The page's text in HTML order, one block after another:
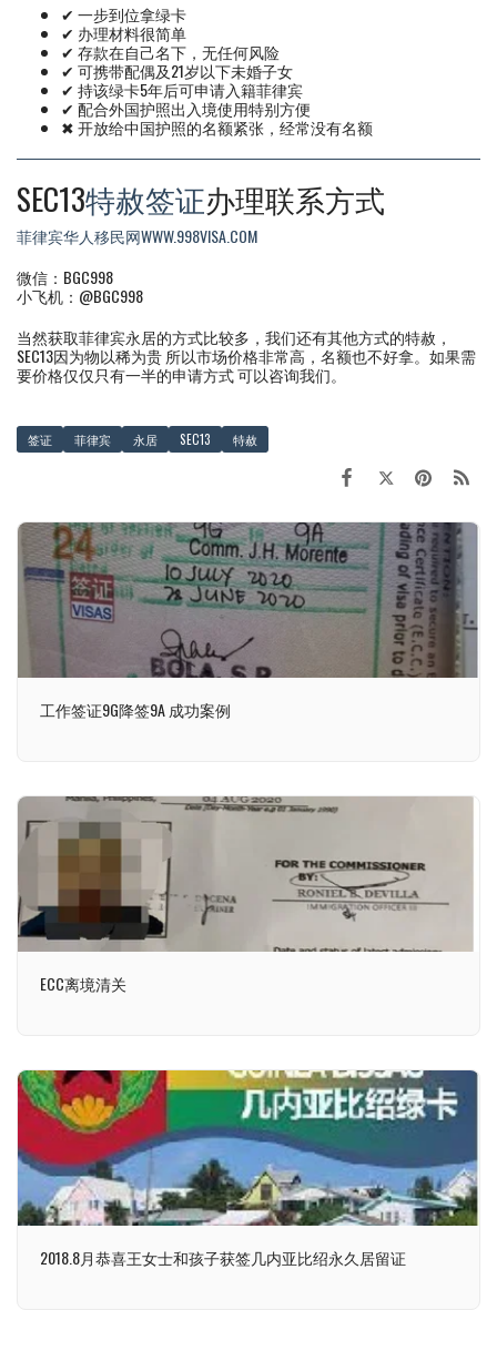
✔ 一步到位拿绿卡
✔ 办理材料很简单
✔ 存款在自己名下，无任何风险
✔ 可携带配偶及21岁以下未婚子女
✔ 持该绿卡5年后可申请入籍菲律宾
✔ 配合外国护照出入境使用特别方便
✖ 开放给中国护照的名额紧张，经常没有名额
SEC13特赦签证办理联系方式
菲律宾华人移民网WWW.998VISA.COM
微信：BGC998
小飞机：@BGC998
当然获取菲律宾永居的方式比较多，我们还有其他方式的特赦，
SEC13因为物以稀为贵 所以市场价格非常高，名额也不好拿。如果需
要价格仅仅只有一半的申请方式 可以咨询我们。
签证 菲律宾 永居 SEC13 特赦
工作签证9G降签9A 成功案例
ECC离境清关
2018.8月恭喜王女士和孩子获签几内亚比绍永久居留证